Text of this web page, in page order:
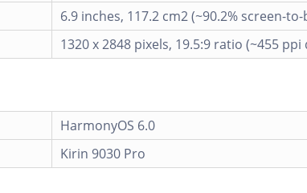
6.9 inches, 117.2 cm2 (~90.2% screen-
1320 x 2848 pixels, 19.5:9 ratio (~455 ppi
HarmonyOS 6.0
Kirin 9030 Pro